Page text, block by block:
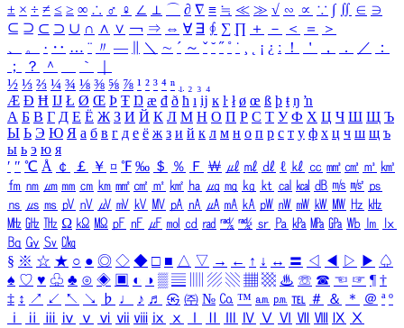
± × ÷ ≠ ≤ ≥ ∞ ∴ ♂ ♀ ∠ ⊥ ⌒ ∂ ∇ ≡ ≒ ≪ ≫ √ ∽ ∝ ∵ ∫ ∬ ∈ ∋
⊆ ⊇ ⊂ ⊃ ∪ ∩ ∧ ∨ ￢ ⇒ ⇔ ∀ ∃ ∮ ∑ ∏ ＋ － ＜ ＝
＞
、
。 · ‥ … ¨ 〃 ― ＼ ∼ ´ ～ ˇ ˘ ˝ ˚ ˙ ¸ ¡ ¿ ː ！ ＇ ， ． ／
：
；
？ ＾ ｀
½ ⅓ ⅔ ¼ ¾ ⅛ ⅜ ⅝ ⅞ ¹ ² ³ ⁴ ⁿ ₁ ₂ ₃ ₄
Æ Ð Ħ Ĳ Ł Ø Œ Þ Ŧ Ŋ æ đ ð ħ ı ĳ ĸ ŀ ł ø œ ß þ ŧ ŋ ŉ
А Б В Г Д Е Ё Ж З И Й К Л М Н О П Р С Т У Ф Х Ц Ч Ш Щ Ъ
Ы Ь Э Ю Я а б в г д е ё ж з и й к л м н о п р с т у ф х ц ч ш щ ъ
ы ь э ю я
′ ″ ℃ Å ￠ ￡ ￥ ¤ ℉ ‰ ＄ ％ Ｆ ￦ ㎕ ㎖ ㎗ ℓ ㎘ ㏄ ㎣ ㎤ ㎥ ㎦
㎙ ㎚ ㎛ ㎜ ㎝ ㎞ ㎟ ㎠ ㎡ ㎢ ㏊ ㎍ ㎎ ㎏ ㏏ ㎈ ㎉ ㏈ ㎧ ㎨ ㎰
㎱ ㎲ ㎳ ㎴ ㎵ ㎶ ㎷ ㎸ ㎹ ㎀ ㎁ ㎂ ㎃ ㎄ ㎺ ㎻ ㎽ ㎾ ㎿ ㎐ ㎑
㎒ ㎓ ㎔ Ω ㏀ ㏁ ㎊ ㎋ ㎌ ㏖ ㏅ ㎭ ㎮ ㎯ ㏛ ㎩ ㎪ ㎫ ㎬ ㏝ ㏐
㏓
㏃ ㏉ ㏜ ㏆
§ ※ ☆ ★ ○ ● ◎ ◇ ◆ □ ■ △ ▽ → ← ↑ ↓ ↔ 〓 ◁ ◀ ▷ ▶ ♤
♠ ♡ ♥ ♧ ♣ ⊙ ◈ ▣ ◐ ◑ ▒ ▤ ▨ ▧ ▦ ▩ ♨ ☏ ☎ ☜ ☞ ¶ †
‡ ↕ ↗ ↙ ↖ ↘ ♭ ♩ ♪ ♬ ㉿ ㈜ № ㏇ ™ ㏂ ㏘ ℡ ＃ ＆ ＊ ＠ ª º
ⅰ
ⅱ ⅲ ⅳ ⅴ ⅵ ⅶ ⅷ ⅸ ⅹ Ⅳ Ⅴ Ⅵ Ⅶ Ⅷ Ⅸ Ⅹ